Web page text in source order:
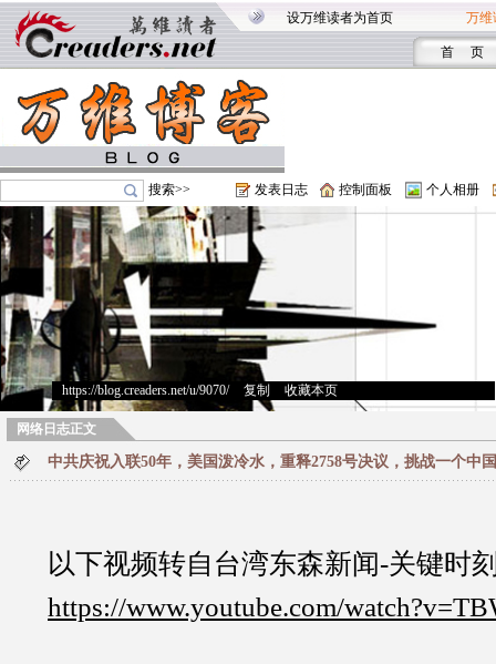
设万维读者为首页 万维
首 页
搜索>> 发表日志 控制面板 个人相册
https://blog.creaders.net/u/9070/> 复制 收藏本页
网络日志正文
中共庆祝入联50年，美国泼冷水，重释2758号决议，挑战一个中国
以下视频转自台湾东森新闻-关键时
https://www.youtube.com/